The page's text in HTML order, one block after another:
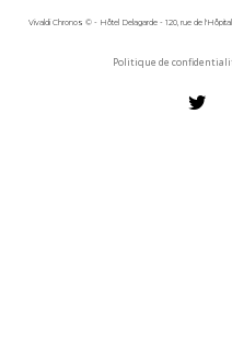
Vivaldi Chronos © - Hôtel Delagarde - 120, rue de
Politique de